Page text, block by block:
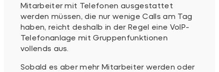
Mitarbeiter mit Telefonen ausgestattet
werden müssen, die nur wenige Calls am Tag
haben, reicht deshalb in der Regel eine VoIP-
Telefonanlage mit Gruppenfunktionen
vollends aus.
Sobald es aber mehr Mitarbeiter werden oder